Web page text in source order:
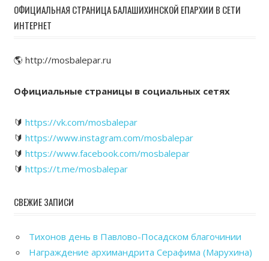
ОФИЦИАЛЬНАЯ СТРАНИЦА БАЛАШИХИНСКОЙ ЕПАРХИИ В СЕТИ
ИНТЕРНЕТ
🌎 http://mosbalepar.ru
Официальные страницы в социальных сетях
🔰 https://vk.com/mosbalepar
🔰 https://www.instagram.com/mosbalepar
🔰 https://www.facebook.com/mosbalepar
🔰 https://t.me/mosbalepar
СВЕЖИЕ ЗАПИСИ
Тихонов день в Павлово-Посадском благочинии
Награждение архимандрита Серафима (Марухина)